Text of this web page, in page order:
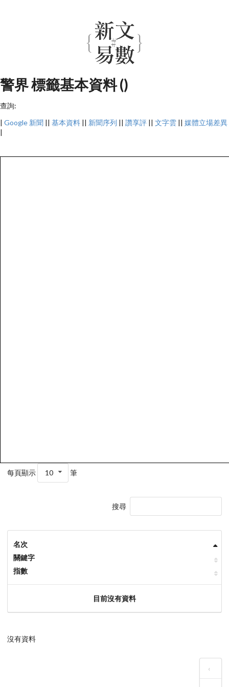
警界 標籤基本資料 ()
查詢:
| Google 新聞 || 基本資料 || 新聞序列 || 讚享評 || 文字雲 || 媒體立場差異
|
每頁顯示 10 筆
搜尋
名次
關鍵字
指數
目前沒有資料
沒有資料
‹